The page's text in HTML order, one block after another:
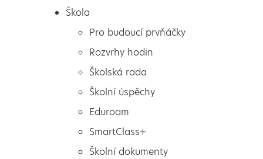
Škola
Pro budoucí prvňáčky
Rozvrhy hodin
Školská rada
Školní úspěchy
Eduroam
SmartClass+
Školní dokumenty